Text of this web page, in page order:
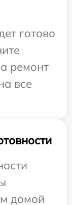
готово
ремонт
все
домой